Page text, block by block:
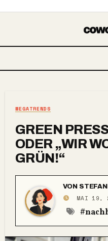
MEGATRENDS
GREEN
ODER „WIR
GRÜN!“
VON
MAI 19,